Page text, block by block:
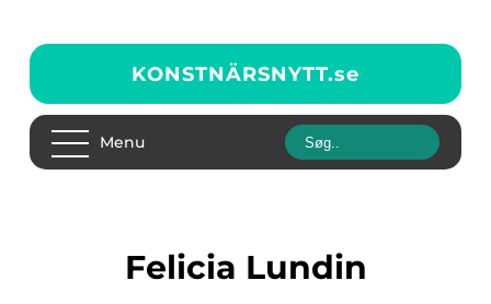
KONSTNÄRSNYTT.se
Menu
Felicia Lundin